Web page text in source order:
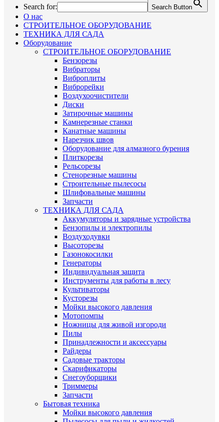
Search for: Search Button
О нас
СТРОИТЕЛЬНОЕ ОБОРУДОВАНИЕ
ТЕХНИКА ДЛЯ САДА
Оборудование
СТРОИТЕЛЬНОЕ ОБОРУДОВАНИЕ
Бензорезы
Вибраторы
Виброплиты
Виброрейки
Воздухоочистители
Диски
Затирочные машины
Камнерезные станки
Канатные машины
Нарезчик швов
Оборудование для алмазного бурения
Плиткорезы
Рельсорезы
Стенорезные машины
Строительные пылесосы
Шлифовальные машины
Запчасти
ТЕХНИКА ДЛЯ САДА
Аккумуляторы и зарядные устройства
Бензопилы и электропилы
Воздуходувки
Высоторезы
Газонокосилки
Генераторы
Индивидуальная защита
Инструменты для работы в лесу
Культиваторы
Кусторезы
Мойки высокого давления
Мотопомпы
Ножницы для живой изгороди
Пилы
Принадлежности и аксессуары
Райдеры
Садовые тракторы
Скарификаторы
Снегоуборщики
Триммеры
Запчасти
Бытовая техника
Мойки высокого давления